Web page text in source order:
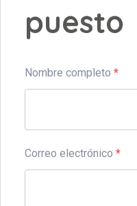
puesto
Nombre completo *
Correo electrónico *